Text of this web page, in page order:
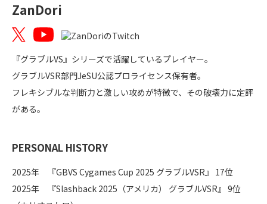
ZanDori
『グラブルVS』シリーズで活躍しているプレイヤー。
グラブルVSR部門JeSU公認プロライセンス保有者。
フレキシブルな判断力と激しい攻めが特徴で、その破壊力に定評
がある。
PERSONAL HISTORY
2025年 『GBVS Cygames Cup 2025 グラブルVSR』 17位
2025年 『Slashback 2025（アメリカ） グラブルVSR』 9位